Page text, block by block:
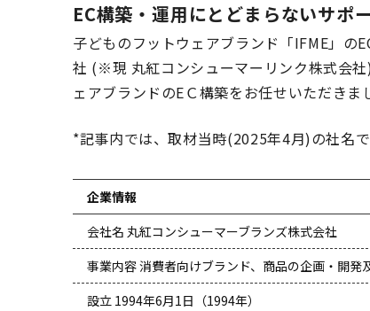
EC構築・運用にとどまらないサポ
子どものフットウェアブランド「IFME」の
社 (※現 丸紅コンシューマーリンク株式会
ェアブランドのEＣ構築をお任せいただきま
*記事内では、取材当時(2025年4月)の社名
企業情報
会社名 丸紅コンシューマーブランズ株式会社
事業内容 消費者向けブランド、商品の企画・開発
設立 1994年6月1日（1994年）